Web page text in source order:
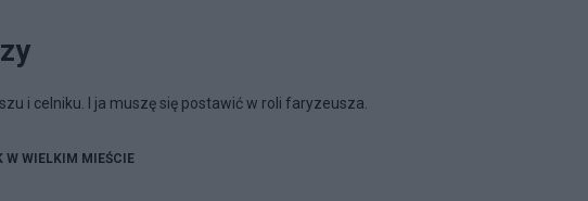
i celniku. I ja muszę się postawić w roli faryzeusza.
W WIELKIM MIEŚCIE